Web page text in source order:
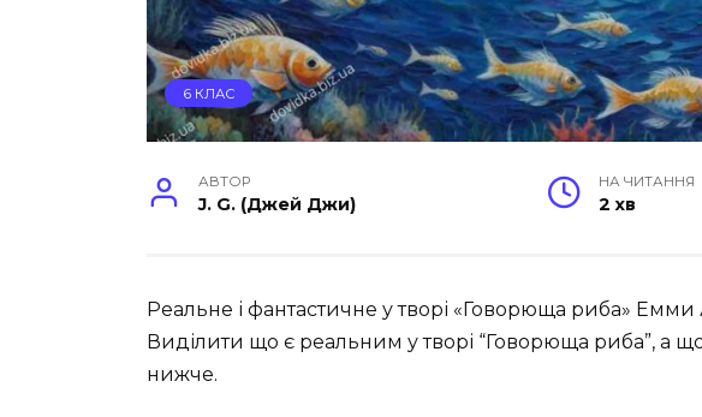
6 КЛАС
АВТОР
J. G. (Джей Джи)
НА ЧИТАННЯ
2 хв
Реальне і фантастичне у творі «Говорюща риба» Емми
Виділити що є реальним у творі “Говорюща риба”, а
нижче.